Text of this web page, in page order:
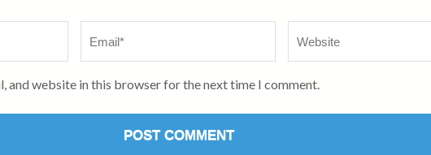
and website in this browser for the next time I comment.